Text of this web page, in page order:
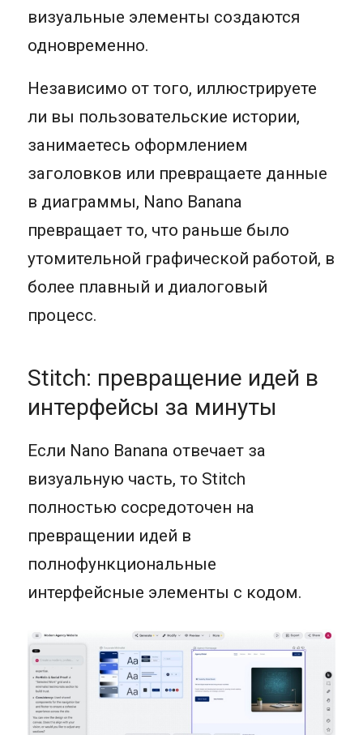
визуальные элементы создаются
одновременно.
Независимо от того, иллюстрируете
ли вы пользовательские истории,
занимаетесь оформлением
заголовков или превращаете данные
в диаграммы, Nano Banana
превращает то, что раньше было
утомительной графической работой, в
более плавный и диалоговый
процесс.
Stitch: превращение идей в
интерфейсы за минуты
Если Nano Banana отвечает за
визуальную часть, то Stitch
полностью сосредоточен на
превращении идей в
полнофункциональные
интерфейсные элементы с кодом.